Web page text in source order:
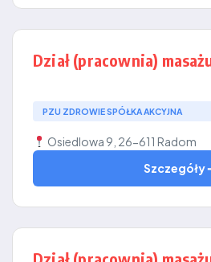
Dział (pracownia)
PZU ZDROWIE SPÓŁKA AKCYJNA
Osiedlowa 9, 26-611 Radom
Szczegóły